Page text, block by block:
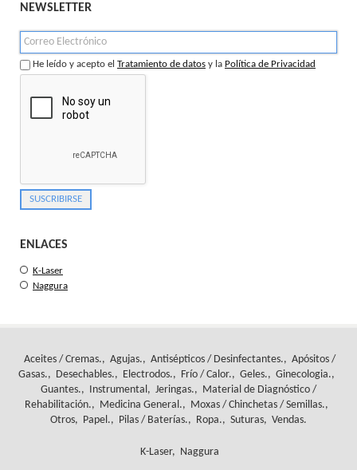
NEWSLETTER
He leído y acepto el Tratamiento de datos y la Política de Privacidad
ENLACES
K-Laser
Naggura
Aceites / Cremas. Agujas. Antisépticos / Desinfectantes.
Apósitos /
Gasas.
Desechables. Electrodos. Frío / Calor. Geles.
Ginecologia.
Guantes.
Instrumental Jeringas.
Material de Diagnóstico /
Rehabilitación.
Medicina General.
Moxas / Chinchetas / Semillas.
Otros
Papel. Pilas / Baterías. Ropa. Suturas Vendas.
K-Laser Naggura